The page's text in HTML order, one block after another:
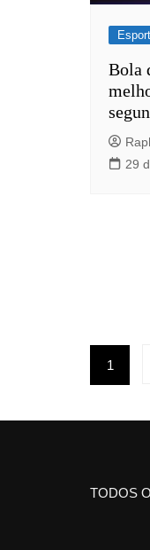
Bola
29
de
posts
1
TODOS